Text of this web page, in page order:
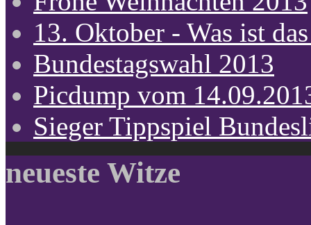
13. Oktober - Was ist
Bundestagswahl 2013
Picdump vom
Sieger Tippspiel
neueste Witze